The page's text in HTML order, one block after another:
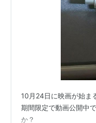
10月24日に映画が始ま
期間限定で動画公開中
か？